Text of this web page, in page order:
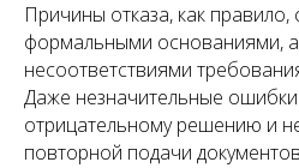
Причины отказа, как правило,
формальными основаниями,
несоответствиями
Даже незначительные ошибки
отрицательному решению и
повторной подачи